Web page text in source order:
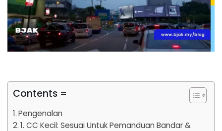
Contents =
Pengenalan
1. CC Kecil: Sesuai Untuk Pemanduan Bandar &